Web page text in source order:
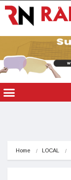
Home LOCAL